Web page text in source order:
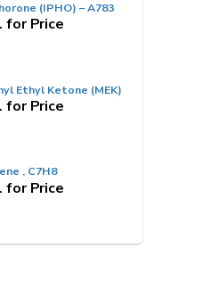
(IPHO) – A783
for Price
Ethyl Ketone (MEK)
for Price
, C7H8
for Price